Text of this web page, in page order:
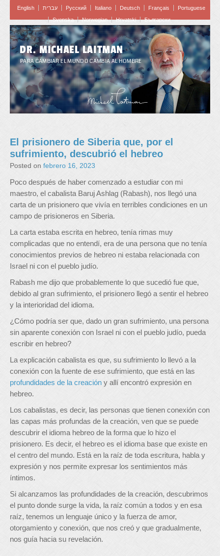
English עברית Pусский Italiano Deutsch Français
Portuguese
Svenska
Norwegian Hrvatski Български
DR. MICHAEL LAITMAN
PARA CAMBIAR EL MUNDO CAMBIA AL HOMBRE
El prisionero de Siberia que, por el
sufrimiento, descubrió el hebreo
Posted on febrero 16, 2023
Poco después de haber comenzado a estudiar con mi
maestro, el cabalista Baruj Ashlag (Rabash), nos llegó una
carta de un prisionero que vivía en terribles condiciones en un
campo de prisioneros en Siberia.
La carta estaba escrita en hebreo, tenía rimas muy
complicadas que no entendí, era de una persona que no tenía
conocimientos previos de hebreo ni estaba relacionada con
Israel ni con el pueblo judío.
Rabash me dijo que probablemente lo que sucedió fue que,
debido al gran sufrimiento, el prisionero llegó a sentir el hebreo
y la interioridad del idioma.
¿Cómo podría ser que, dado un gran sufrimiento, una persona
sin aparente conexión con Israel ni con el pueblo judío, pueda
escribir en hebreo?
La explicación cabalista es que, su sufrimiento lo llevó a la
conexión con la fuente de ese sufrimiento, que está en las
profundidades de la creación y allí encontró expresión en
hebreo.
Los cabalistas, es decir, las personas que tienen conexión con
las capas más profundas de la creación, ven que se puede
descubrir el idioma hebreo de la forma que lo hizo el
prisionero. Es decir, el hebreo es el idioma base que existe en
el centro del mundo. Está en la raíz de toda escritura, habla y
expresión y nos permite expresar los sentimientos más
íntimos.
Si alcanzamos las profundidades de la creación, descubrimos
el punto donde surge la vida, la raíz común a todos y en esa
raíz, tenemos un lenguaje único y la fuerza de amor,
otorgamiento y conexión, que nos creó y que gradualmente,
nos guía hacia su revelación.